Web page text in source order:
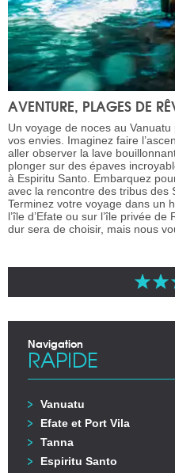
AVENTURE, PLAGES DE
Un voyage de noces au
vos envies. Imaginez faire
aller observer la lave
plonger sur des épaves
à Espiritu Santo. Embarquez
avec la rencontre des tribus des
Terminez votre voyage dans un
l’île d’Efate ou sur l’île privée
dur sera de choisir, mais nous
Navigation
RAPIDE
Vanuatu
Efate et Port Vila
Tanna
Espiritu Santo